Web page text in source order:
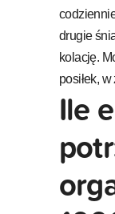
drugie
kolację.
posiłek,
Ile